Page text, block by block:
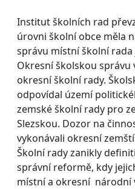
Institut školních rad
úrovni školní obce měla
správu místní školní
Okresní školskou správu
okresní školní rady.
odpovídal území
zemské školní rady pro
Slezskou. Dozor na
vykonávali okresní
Školní rady zanikly
správní reformě, kdy
místní a okresní národní